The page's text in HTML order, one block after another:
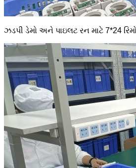
ઝડપી ડેમો અને પાઇલટ રન માટે 7*24